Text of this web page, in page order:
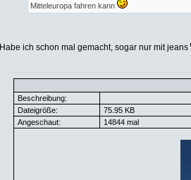
Mitteleuropa fahren kann
Habe ich schon mal gemacht, sogar nur mit jeans
Beschreibung:
Dateigröße:
75.95 KB
Angeschaut:
14844 mal